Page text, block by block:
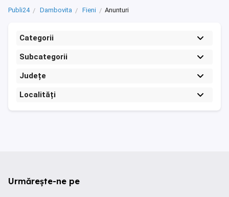
Publi24 Dambovita Fieni Anunturi
Categorii
Subcategorii
Județe
Localități
Urmărește-ne pe